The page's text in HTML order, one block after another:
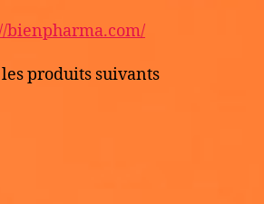
bienpharma.com/
produits suivants